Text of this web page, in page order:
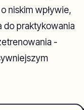
niskim wpływie,
do praktykowania
-